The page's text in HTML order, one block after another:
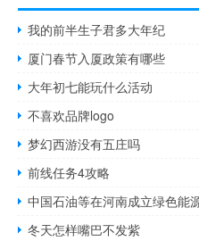
我的前半生子君多大年纪
厦门春节入厦政策有哪些
大年初七能玩什么活动
不喜欢品牌logo
梦幻西游没有五庄吗
前线任务4攻略
中国石油等在河南成立绿色能
冬天怎样嘴巴不发紫